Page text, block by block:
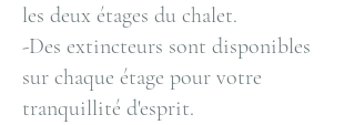
les deux étages du chalet.
-Des extincteurs sont disponibles
sur chaque étage pour votre
tranquillité d'esprit.